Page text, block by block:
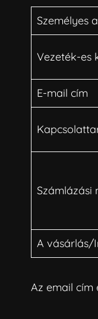
Személyes
Vezeték-es
E-mail cím
Számlázási
A vásárlás/
Az email cím